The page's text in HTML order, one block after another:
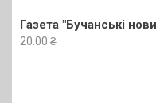
Газета "Бучанські
20.00 ₴